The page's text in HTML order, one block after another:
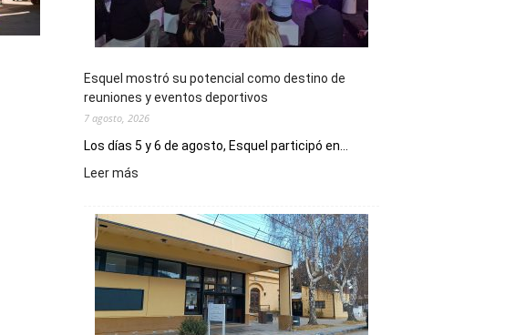
Esquel mostró su potencial como destino de
reuniones y eventos deportivos
7 agosto, 2026
Los días 5 y 6 de agosto, Esquel participó en...
Leer más
su
potencial
como
destino
de
reuniones